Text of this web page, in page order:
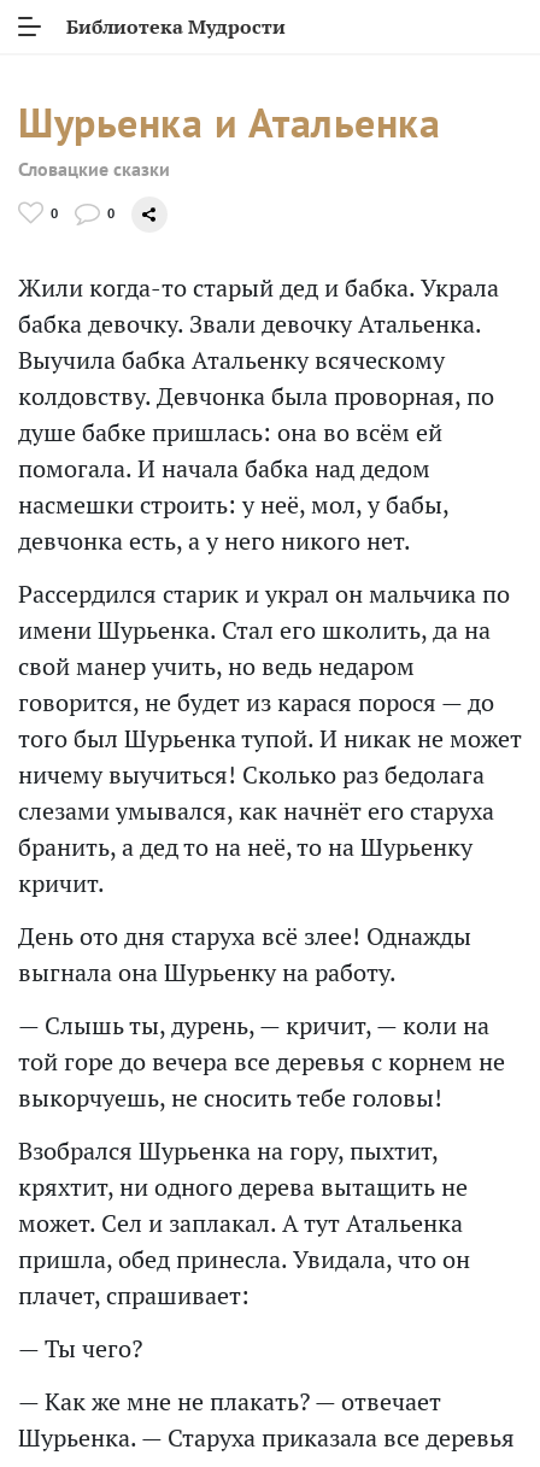
Библиотека Мудрости
Шурьенка и Атальенка
Словацкие сказки
0 0
Жили когда-то старый дед и бабка. Украла
бабка девочку. Звали девочку Атальенка.
Выучила бабка Атальенку всяческому
колдовству. Девчонка была проворная, по
душе бабке пришлась: она во всём ей
помогала. И начала бабка над дедом
насмешки строить: у неё, мол, у бабы,
девчонка есть, а у него никого нет.
Рассердился старик и украл он мальчика по
имени Шурьенка. Стал его школить, да на
свой манер учить, но ведь недаром
говорится, не будет из карася порося — до
того был Шурьенка тупой. И никак не может
ничему выучиться! Сколько раз бедолага
слезами умывался, как начнёт его старуха
бранить, а дед то на неё, то на Шурьенку
кричит.
День ото дня старуха всё злее! Однажды
выгнала она Шурьенку на работу.
— Слышь ты, дурень, — кричит, — коли на
той горе до вечера все деревья с корнем не
выкорчуешь, не сносить тебе головы!
Взобрался Шурьенка на гору, пыхтит,
кряхтит, ни одного дерева вытащить не
может. Сел и заплакал. А тут Атальенка
пришла, обед принесла. Увидала, что он
плачет, спрашивает:
— Ты чего?
— Как же мне не плакать? — отвечает
Шурьенка. — Старуха приказала все деревья